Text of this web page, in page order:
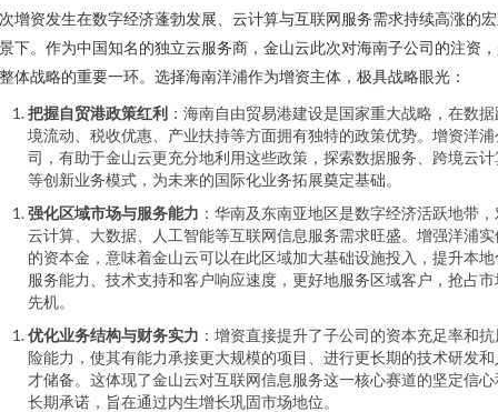
增资发生在数字经济蓬勃发展、云计算与互联网服务需求持续高涨的
下。作为中国知名的独立云服务商，金山云此次对海南子公司的注资
体战略的重要一环。选择海南洋浦作为增资主体，极具战略眼光：
把握自贸港政策红利 ：海南自由贸易港建设是国家重大战略，在数
境流动、税收优惠、产业扶持等方面拥有独特的政策优势。增资洋浦
司，有助于金山云更充分地利用这些政策，探索数据服务、跨境云计
等创新业务模式，为未来的国际化业务拓展奠定基础。
强化区域市场与服务能力 ：华南及东南亚地区是数字经济活跃地带
云计算、大数据、人工智能等互联网信息服务需求旺盛。增强洋浦实
的资本金，意味着金山云可以在此区域加大基础设施投入，提升本地
服务能力、技术支持和客户响应速度，更好地服务区域客户，抢占市
先机。
优化业务结构与财务实力 ：增资直接提升了子公司的资本充足率和
险能力，使其有能力承接更大规模的项目、进行更长期的技术研发和
才储备。这体现了金山云对互联网信息服务这一核心赛道的坚定信心
长期承诺，旨在通过内生增长巩固市场地位。